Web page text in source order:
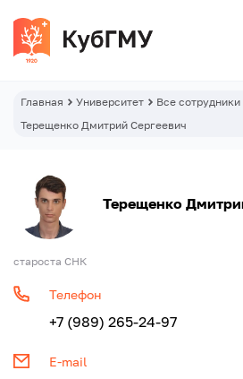
Главная Университет
Все сотрудники
Терещенко Дмитрий Сергеевич
Терещенко
староста СНК
Телефон
+7 (989) 265-24-97
E-mail